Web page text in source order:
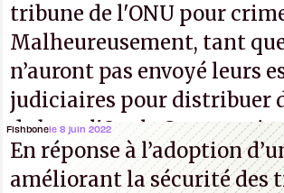
tribune de l'ONU pour
Malheureusement, tant
n’auront pas envoyé leurs
judiciaires pour distribuer
de bras, l'Oncle Sam
intellectuelle sur vos
Fishbonele 8 juin 2022
En réponse à l’adoption
améliorant la sécurité des